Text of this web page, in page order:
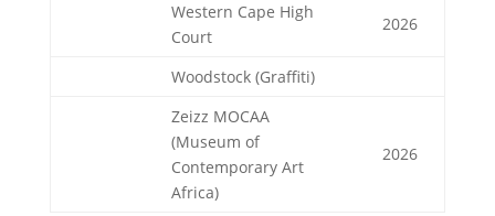
Western Cape High
Court
2026
Woodstock (Graffiti)
Zeizz MOCAA
(Museum of
Contemporary Art
Africa)
2026